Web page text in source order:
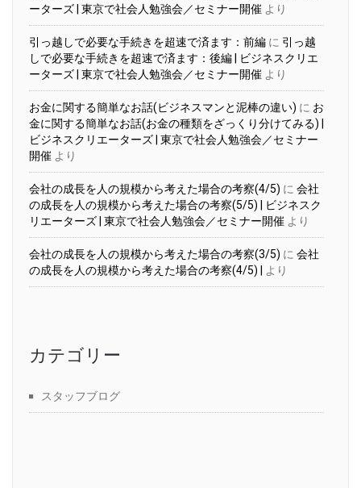
ーターズ | 東京で社会人勉強会／セミナー開催 より
引っ越しで必要な手続きを超速で済ます：前編 に 引っ越
しで必要な手続きを超速で済ます：後編 | ビジネスクリエ
ーターズ | 東京で社会人勉強会／セミナー開催 より
お金に関する簡単なお話(ビジネスマンと泥棒の違い) に お
金に関する簡単なお話(お金の種類をざっくり分けてみる) |
ビジネスクリエーターズ | 東京で社会人勉強会／セミナー
開催 より
会社の成長を人の規模から考えた場合の考察(4/5) に 会社
の成長を人の規模から考えた場合の考察(5/5) | ビジネスク
リエーターズ | 東京で社会人勉強会／セミナー開催 より
会社の成長を人の規模から考えた場合の考察(3/5) に 会社
の成長を人の規模から考えた場合の考察(4/5) |
より
カテゴリー
スタッフブログ